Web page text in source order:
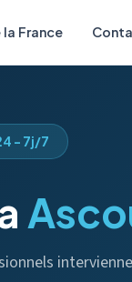
France
- 7j/7